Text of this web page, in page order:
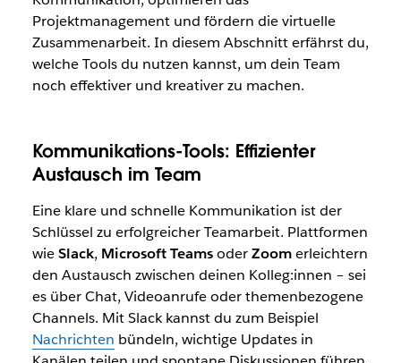
Projektmanagement und fördern die virtuelle
Zusammenarbeit. In diesem Abschnitt erfährst du,
welche Tools du nutzen kannst, um dein Team
noch effektiver und kreativer zu machen.
Kommunikations-Tools: Effizienter
Austausch im Team
Eine klare und schnelle Kommunikation ist der
Schlüssel zu erfolgreicher Teamarbeit. Plattformen
wieSlack, Microsoft TeamsoderZoomerleichtern
den Austausch zwischen deinen Kolleg:innen – sei
es über Chat, Videoanrufe oder themenbezogene
Channels. Mit Slack kannst du zum Beispiel
Nachrichten bündeln, wichtige Updates in